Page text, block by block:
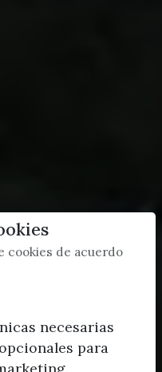
cookies de acuerdo
necesarias
para